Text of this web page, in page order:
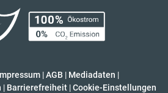
|AGB | Mediadaten |
| Barrierefreiheit | Cookie-Einstellungen